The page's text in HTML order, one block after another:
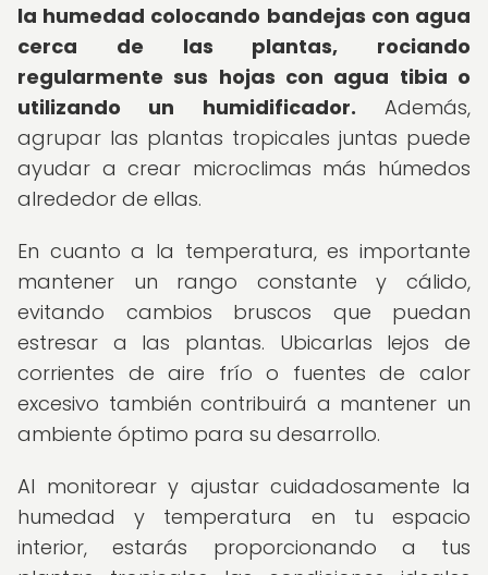
la humedad colocando bandejas con agua
cerca de las plantas, rociando
regularmente sus hojas con agua tibia o
utilizando un humidificador. Además,
agrupar las plantas tropicales juntas puede
ayudar a crear microclimas más húmedos
alrededor de ellas.
En cuanto a la temperatura, es importante
mantener un rango constante y cálido,
evitando cambios bruscos que puedan
estresar a las plantas. Ubicarlas lejos de
corrientes de aire frío o fuentes de calor
excesivo también contribuirá a mantener un
ambiente óptimo para su desarrollo.
Al monitorear y ajustar cuidadosamente la
humedad y temperatura en tu espacio
interior, estarás proporcionando a tus